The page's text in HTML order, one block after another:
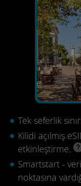
Tek seferlik
Kilidi açılmış
etkinleştirme.
Smartstart -
noktasına